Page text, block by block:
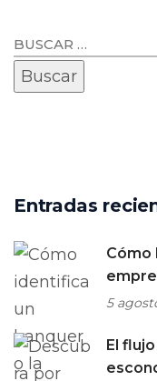
Entradas
Cómo
5
El